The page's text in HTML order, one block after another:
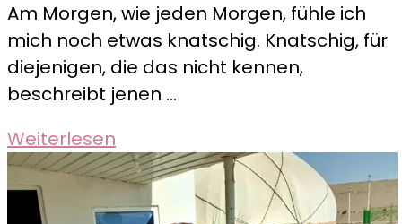
2.10
–
Mein
der
Karakum
Wüste
Am Morgen, wie jeden Morgen, fühle ich
mich noch etwas knatschig. Knatschig, für
diejenigen, die das nicht kennen,
beschreibt jenen …
Weiterlesen